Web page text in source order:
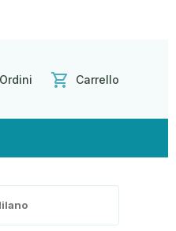
Ordini Carrello